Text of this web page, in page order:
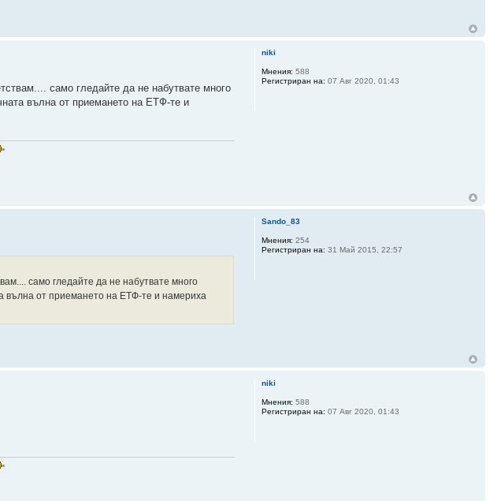
само гледайте да не набутвате много
вълна от приемането на ЕТФ-те и
"
niki
Мнения: 588
Регистриран на: 07 Авг 2020, 01:43
само гледайте да не набутвате много
вълна от приемането на ЕТФ-те и намериха
Sando_83
Мнения: 254
Регистриран на: 31 Май 2015, 22:57
"
niki
Мнения: 588
Регистриран на: 07 Авг 2020, 01:43